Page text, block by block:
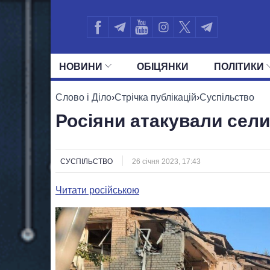
НОВИНИ ОБIЦЯНКИ ПОЛIТИКИ
УСІ ПОЛІТИКИ ПРЕЗИДЕНТ І ОФІС
Слово і Діло›Стрічка публікацій›Суспільство
Росіяни атакували
СУСПІЛЬСТВО 26 січня 2023, 17:43
Читати російською